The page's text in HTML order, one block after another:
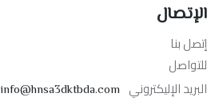
الإتصال
إتصل بنا
للتواصل
البريد الإليكتروني info@hnsa3dktbda.com